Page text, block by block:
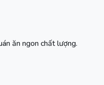
ăn ngon chất lượng.